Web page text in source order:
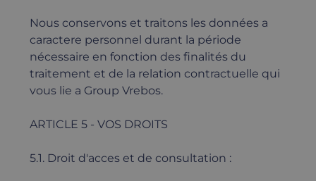
Nous conservons et traitons les données a
caractere personnel durant la période
nécessaire en fonction des finalités du
traitement et de la relation contractuelle qui
vous lie a Group Vrebos.
ARTICLE 5 - VOS DROITS
5.1. Droit d'acces et de consultation :